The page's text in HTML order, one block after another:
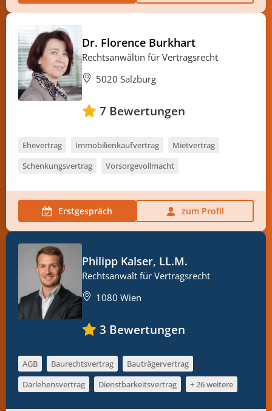
Dr. Florence Burkhart
Rechtsanwältin für Vertragsrecht
5020 Salzburg
7 Bewertungen
Ehevertrag Immobilienkaufvertrag
Mietvertrag
Schenkungsvertrag
Vorsorgevollmacht
Erstgespräch zum Profil
Philipp Kalser, LL.M.
Rechtsanwalt für Vertragsrecht
1080 Wien
3 Bewertungen
AGB Baurechtsvertrag
Bauträgervertrag
Darlehensvertrag
Dienstbarkeitsvertrag + 26 weitere